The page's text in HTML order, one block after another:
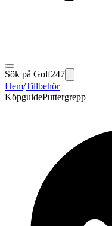
Sök på Golf247
Hem/Tillbehör
KöpguidePuttergrepp